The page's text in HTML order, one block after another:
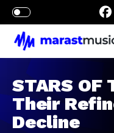
STARS OF
Their
Decline